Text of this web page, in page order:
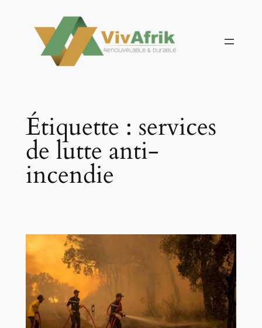
contenu
Étiquette : services
de lutte anti-
incendie